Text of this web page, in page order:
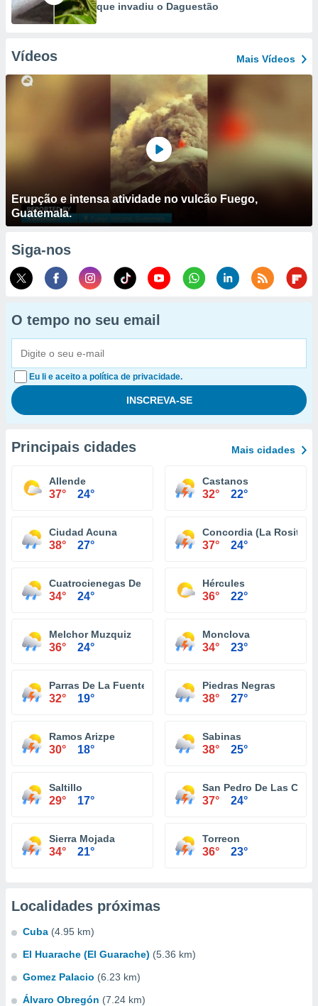
que invadiu o Daguestão
Vídeos Mais Vídeos
Erupção e intensa atividade no vulcão Fuego,
Guatemala.
Siga-nos
O tempo no seu email
Eu li e aceito a política de privacidade.
Principais cidades Mais cidades
Allende
37° 24°
Castanos
32° 22°
Ciudad Acuna
38° 27°
Concordia (La Rosita)
37° 24°
Cuatrocienegas De Carranza
34° 24°
Hércules
36° 22°
Melchor Muzquiz
36° 24°
Monclova
34° 23°
Parras De La Fuente
32° 19°
Piedras Negras
38° 27°
Ramos Arizpe
30° 18°
Sabinas
38° 25°
Saltillo
29° 17°
San Pedro De Las
37° 24°
Sierra Mojada
34° 21°
Torreon
36° 23°
Localidades próximas
Cuba (4.95 km)
El Huarache (El Guarache) (5.36 km)
Gomez Palacio (6.23 km)
Álvaro Obregón (7.24 km)